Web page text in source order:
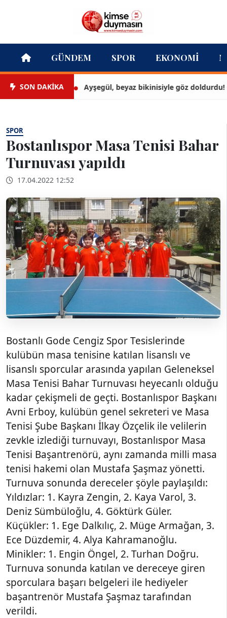
GÜNDEM SPOR EKONOMI
SON DAKİKA Ayşegül, beyaz bikinisiyle göz doldurdu!
SPOR
Bostanlıspor Masa Tenisi Bahar
Turnuvası yapıldı
17.04.2022 12:52
Bostanlı Gode Cengiz Spor Tesislerinde
kulübün masa tenisine katılan lisanslı ve
lisanslı sporcular arasında yapılan Geleneksel
Masa Tenisi Bahar Turnuvası heyecanlı olduğu
kadar çekişmeli de geçti. Bostanlıspor Başkanı
Avni Erboy, kulübün genel sekreteri ve Masa
Tenisi Şube Başkanı İlkay Özçelik ile velilerin
zevkle izlediği turnuvayı, Bostanlıspor Masa
Tenisi Başantrenörü, aynı zamanda milli masa
tenisi hakemi olan Mustafa Şaşmaz yönetti.
Turnuva sonunda dereceler şöyle paylaşıldı:
Yıldızlar: 1. Kayra Zengin, 2. Kaya Varol, 3.
Deniz Sümbüloğlu, 4. Göktürk Güler.
Küçükler: 1. Ege Dalkılıç, 2. Müge Armağan, 3.
Ece Düzdemir, 4. Alya Kahramanoğlu.
Minikler: 1. Engin Öngel, 2. Turhan Doğru.
Turnuva sonunda katılan ve dereceye giren
sporculara başarı belgeleri ile hediyeler
başantrenör Mustafa Şaşmaz tarafından
verildi.